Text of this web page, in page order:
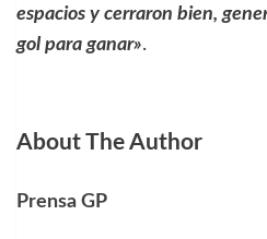
espacios y cerraron bien,
gol para ganar».
About The Author
Prensa GP